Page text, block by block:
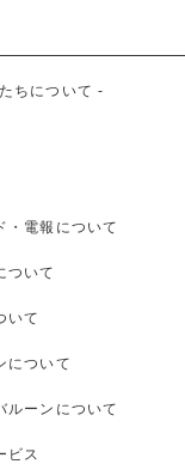
ちについて -
・電報について
ついて
いて
について
ルーンについて
ビス